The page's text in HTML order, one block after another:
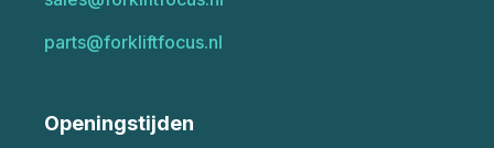
parts@forkliftfocus.nl
Openingstijden